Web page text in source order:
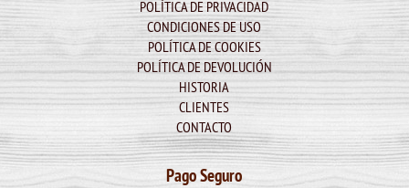
POLÍTICA DE PRIVACIDAD
CONDICIONES DE USO
POLÍTICA DE COOKIES
POLÍTICA DE DEVOLUCIÓN
HISTORIA
CLIENTES
CONTACTO
Pago Seguro